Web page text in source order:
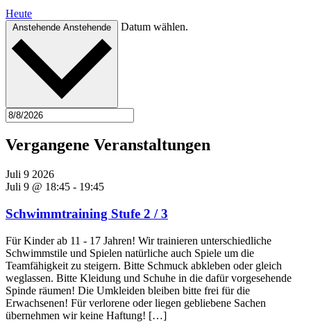
Heute
Anstehende Anstehende Datum wählen.
Vergangene Veranstaltungen
Juli 9 2026
Juli 9 @ 18:45 - 19:45
Schwimmtraining Stufe 2 / 3
Für Kinder ab 11 - 17 Jahren! Wir trainieren unterschiedliche
Schwimmstile und Spielen natürliche auch Spiele um die
Teamfähigkeit zu steigern. Bitte Schmuck abkleben oder gleich
weglassen. Bitte Kleidung und Schuhe in die dafür vorgesehende
Spinde räumen! Die Umkleiden bleiben bitte frei für die
Erwachsenen! Für verlorene oder liegen gebliebene Sachen
übernehmen wir keine Haftung! […]